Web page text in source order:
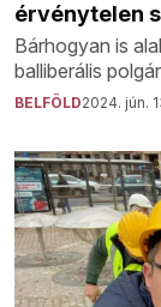
érvénytelen
Bárhogyan is
balliberális
BELFÖLD2024. jún.